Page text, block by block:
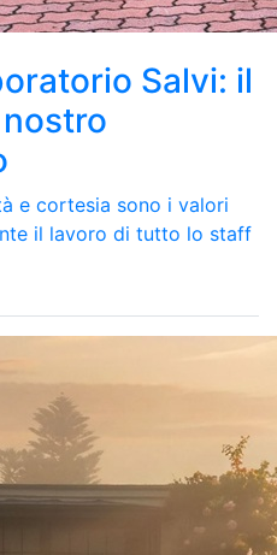
Salvi: il
e cortesia sono i valori
il lavoro di tutto lo staff